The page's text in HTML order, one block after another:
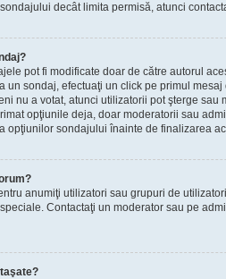
decât limita permisă, atunci
pot fi modificate doar de către autorul
un sondaj, efectuaţi un click pe primul
nu a votat, atunci utilizatorii pot şterge
opţiunile deja, doar moderatorii sau
opţiunilor sondajului înainte de finalizarea
anumiţi utilizatori sau grupuri de
Contactaţi un moderator sau pe